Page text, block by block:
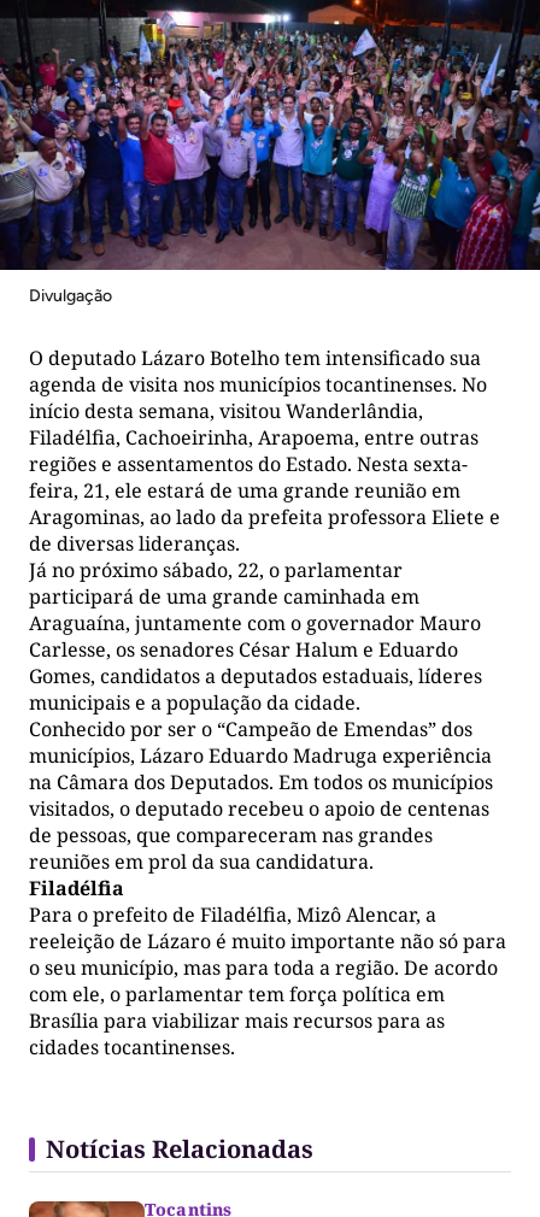
Divulgação
O deputado Lázaro Botelho tem intensificado sua
agenda de visita nos municípios tocantinenses. No
início desta semana, visitou Wanderlândia,
Filadélfia, Cachoeirinha, Arapoema, entre outras
regiões e assentamentos do Estado. Nesta sexta-
feira, 21, ele estará de uma grande reunião em
Aragominas, ao lado da prefeita professora Eliete e
de diversas lideranças.
Já no próximo sábado, 22, o parlamentar
participará de uma grande caminhada em
Araguaína, juntamente com o governador Mauro
Carlesse, os senadores César Halum e Eduardo
Gomes, candidatos a deputados estaduais, líderes
municipais e a população da cidade.
Conhecido por ser o “Campeão de Emendas” dos
municípios, Lázaro Eduardo Madruga experiência
na Câmara dos Deputados. Em todos os municípios
visitados, o deputado recebeu o apoio de centenas
de pessoas, que compareceram nas grandes
reuniões em prol da sua candidatura.
Filadélfia
Para o prefeito de Filadélfia, Mizô Alencar, a
reeleição de Lázaro é muito importante não só para
o seu município, mas para toda a região. De acordo
com ele, o parlamentar tem força política em
Brasília para viabilizar mais recursos para as
cidades tocantinenses.
Notícias Relacionadas
Tocantins